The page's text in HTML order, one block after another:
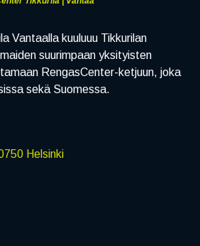
Vantaalla kuuluuu Tikkurilan
suurimpaan yksityisten
RengasCenter-ketjuun, joka
sekä Suomessa.
Helsinki